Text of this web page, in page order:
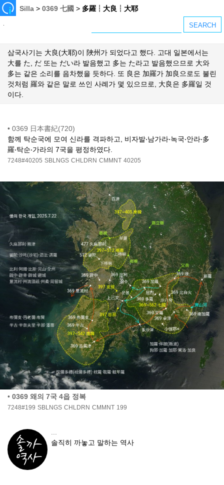
Silla >0369 七國 > 多羅┆大良┆大耶
삼국사기는 大良(大耶)이 陜州가 되었다고 했다. 고대 일본에서는
大를 た, だ 또는 だい라 발음했고 多는 た라고 발음했으므로 大와
多는 같은 소리를 음차했을 듯하다. 또 良은 加羅가 加良으로도 불린
것처럼 羅와 같은 말로 쓰인 사례가 몇 있으므로, 大良은 多羅일 것
이다.
• 0369 日本書紀(720)
함께 탁순국에 모여 신라를 격파하고, 비자발‧남가라‧녹국‧안라‧多
羅‧탁순‧가라의 7국을 평정하였다.
7248#40205 SBLNGS CHLDRN CMMNT 40205
• 0369 왜의 7국 4읍 정복
7248#199 SBLNGS CHLDRN CMMNT 199
솔직히 까놓고 말하는 역사